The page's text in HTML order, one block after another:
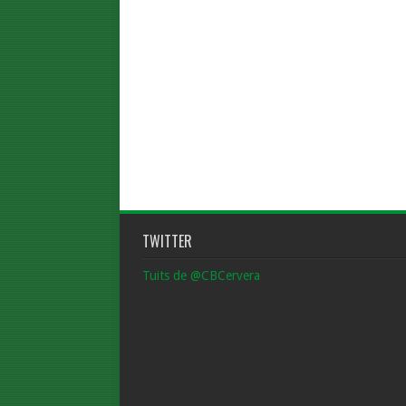
TWITTER
Tuits de @CBCervera